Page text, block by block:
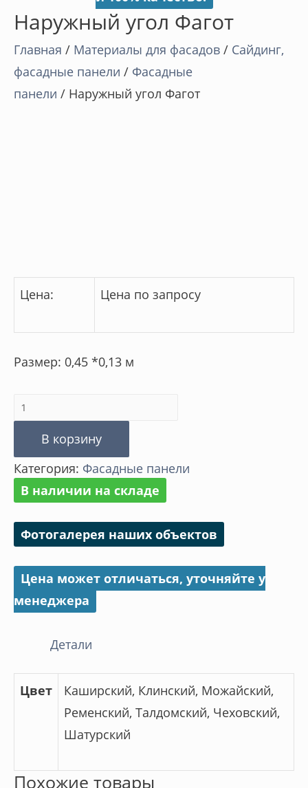
Наружный угол Фагот
Главная / Материалы для фасадов / Cайдинг,
фасадные панели / Фасадные
панели / Наружный угол Фагот
Цена: Цена по запросу
Размер: 0,45 *0,13 м
Количество
товара
Наружный
угол
Фагот
В корзину
Категория: Фасадные панели
В наличии на складе
Фотогалерея наших объектов
Цена может отличаться, уточняйте у
менеджера
Детали
Цвет
Каширский, Клинский, Можайский,
Ременский, Талдомский, Чеховский,
Шатурский
Похожие товары